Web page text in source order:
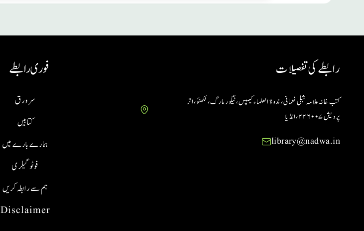
فوری رابطے
Disclaimer
ہم سے رابطہ کریں
فوٹو گیلری
ہمارے بارے میں
کتابیں
سر ورق
رابطے کی تفصیلات
کتب خانہ علامہ شبلی نعمانی، ندوۃ العلماء کیمپس، ٹیگور مارگ، لکھنؤ، اتر
پردیش ۲۲۶۰۰۷ ،انڈیا
library@nadwa.in